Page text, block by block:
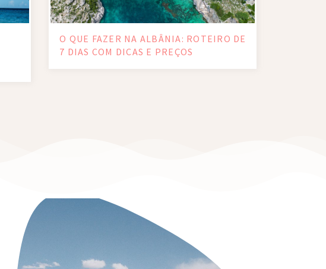
O QUE FAZER NA ALBÂNIA: ROTEIRO DE
7 DIAS COM DICAS E PREÇOS